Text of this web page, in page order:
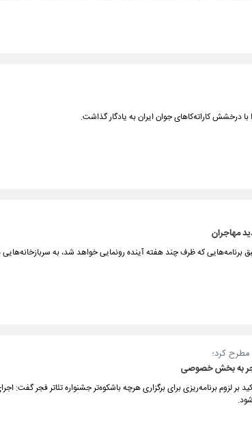
با درخشش کاراته‌کاهای جوان ایران به یادگار گذاشت.
مهاجران
برنامه‌هایی که ظرف چند هفته آینده رونمایی خواهد شد، به سربازخانه‌هایی
کرد؛
فجر به بخش خصوصی
بر لزوم برنامه‌ریزی برای برگزاری هرچه باشکوه‌تر جشنواره تئاتر فجر گفت: